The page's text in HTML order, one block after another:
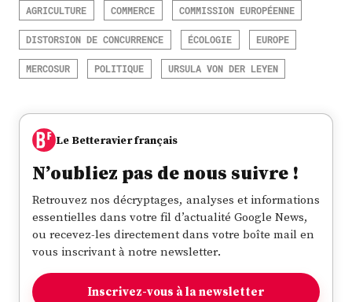
AGRICULTURE COMMERCE COMMISSION EUROPÉENNE
DISTORSION DE CONCURRENCE ÉCOLOGIE EUROPE
MERCOSUR POLITIQUE URSULA VON DER LEYEN
Le Betteravier français
N’oubliez pas de nous suivre !
Retrouvez nos décryptages, analyses et informations
essentielles dans votre fil d’actualité Google News,
ou recevez-les directement dans votre boîte mail en
vous inscrivant à notre newsletter.
Inscrivez-vous à la newsletter